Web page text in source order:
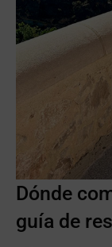
Dónde
guía de